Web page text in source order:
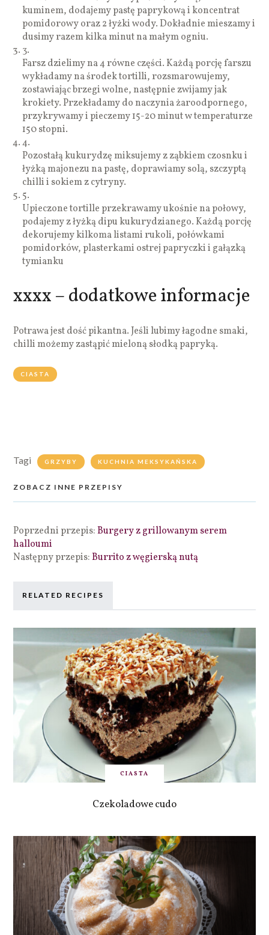
kuminem, dodajemy pastę paprykową i koncentrat
pomidorowy oraz 2 łyżki wody. Dokładnie mieszamy i
dusimy razem kilka minut na małym ogniu.
3.
Farsz dzielimy na 4 równe części. Każdą porcję farszu
wykładamy na środek tortilli, rozsmarowujemy,
zostawiając brzegi wolne, następnie zwijamy jak
krokiety. Przekładamy do naczynia żaroodpornego,
przykrywamy i pieczemy 15-20 minut w temperaturze
150 stopni.
4.
Pozostałą kukurydzę miksujemy z ząbkiem czosnku i
łyżką majonezu na pastę, doprawiamy solą, szczyptą
chilli i sokiem z cytryny.
5.
Upieczone tortille przekrawamy ukośnie na połowy,
podajemy z łyżką dipu kukurydzianego. Każdą porcję
dekorujemy kilkoma listami rukoli, połówkami
pomidorków, plasterkami ostrej papryczki i gałązką
tymianku
xxxx – dodatkowe informacje
Potrawa jest dość pikantna. Jeśli lubimy łagodne smaki,
chilli możemy zastąpić mieloną słodką papryką.
CIASTA
Tagi GRZYBY KUCHNIA MEKSYKAŃSKA
ZOBACZ INNE PRZEPISY
Poprzedni przepis:Burgery z grillowanym serem
halloumi
Następny przepis:Burrito z węgierską nutą
RELATED RECIPES
CIASTA
Czekoladowe cudo